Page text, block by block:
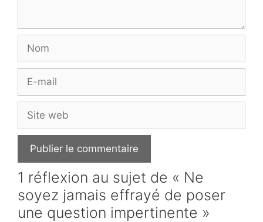
mail
web
1 réflexion au sujet de « Ne
soyez jamais effrayé de poser
une question impertinente »